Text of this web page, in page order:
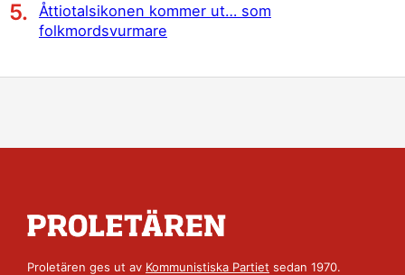
Åttiotalsikonen kommer ut… som
folkmordsvurmare
Proletären ges ut av Kommunistiska Partiet sedan 1970.